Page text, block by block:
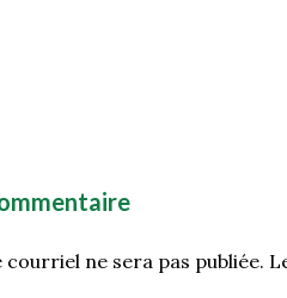
ne sera pas publiée.